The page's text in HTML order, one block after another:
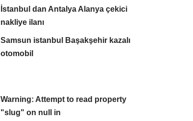
İstanbul dan Antalya Alanya çekici
nakliye ilanı
Samsun istanbul Başakşehir kazalı
otomobil
Warning: Attempt to read property
"slug" on null in